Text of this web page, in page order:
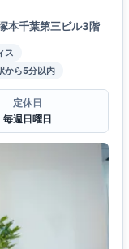
本千葉第三ビル3階
ス
から5分以内
定休日
毎週日曜日